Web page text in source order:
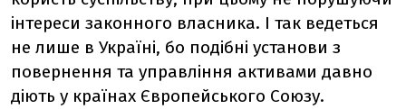
інтереси законного власника. І так ведеться
не лише в Україні, бо подібні установи з
повернення та управління активами давно
діють у країнах Європейського Союзу.